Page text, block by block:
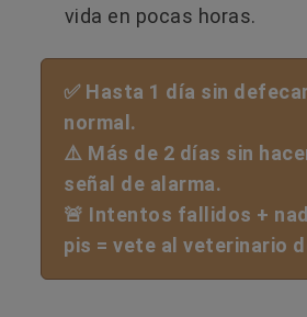
vida en pocas horas.
✅ Hasta 1 día sin
normal.
⚠️ Más de 2 días sin
señal de alarma.
🚨 Intentos fallidos +
pis = vete al veterinario